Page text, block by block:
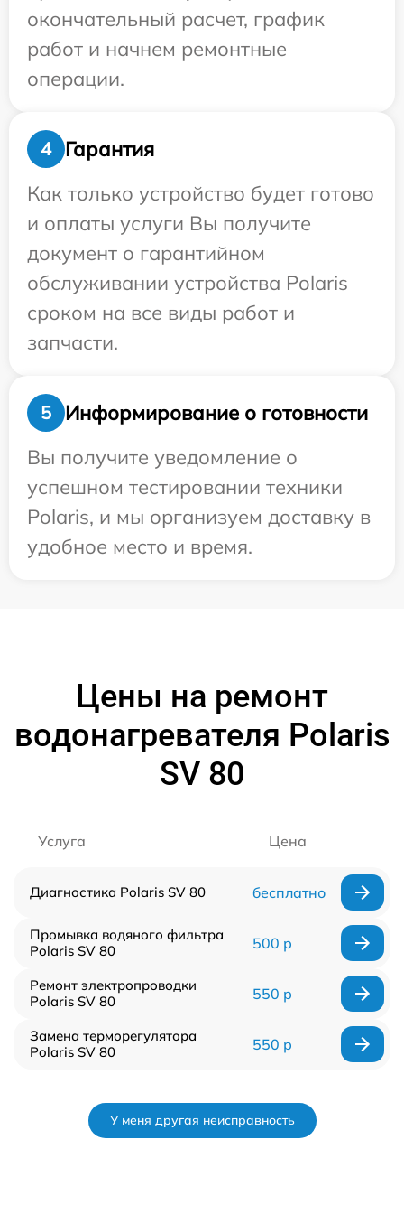
окончательный расчет, график
работ и начнем ремонтные
операции.
4
Гарантия
Как только устройство будет готово
и оплаты услуги Вы получите
документ о гарантийном
обслуживании устройства Polaris
сроком на все виды работ и
запчасти.
5
Информирование о готовности
Вы получите уведомление о
успешном тестировании техники
Polaris, и мы организуем доставку в
удобное место и время.
Цены на ремонт
водонагревателя Polaris
SV 80
Услуга Цена
Диагностика Polaris SV 80 бесплатно
Промывка водяного фильтра
Polaris SV 80
500 р
Ремонт электропроводки
Polaris SV 80
550 р
Замена терморегулятора
Polaris SV 80
550 р
У меня другая неисправность